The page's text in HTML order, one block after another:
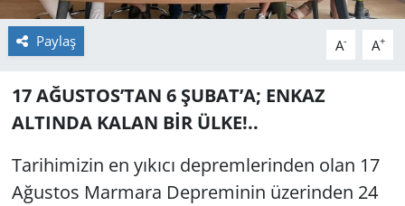
Paylaş A- A+
17 AĞUSTOS’TAN 6 ŞUBAT’A; ENKAZ
ALTINDA KALAN BİR ÜLKE!..
Tarihimizin en yıkıcı depremlerinden olan 17
Ağustos Marmara Depreminin üzerinden 24